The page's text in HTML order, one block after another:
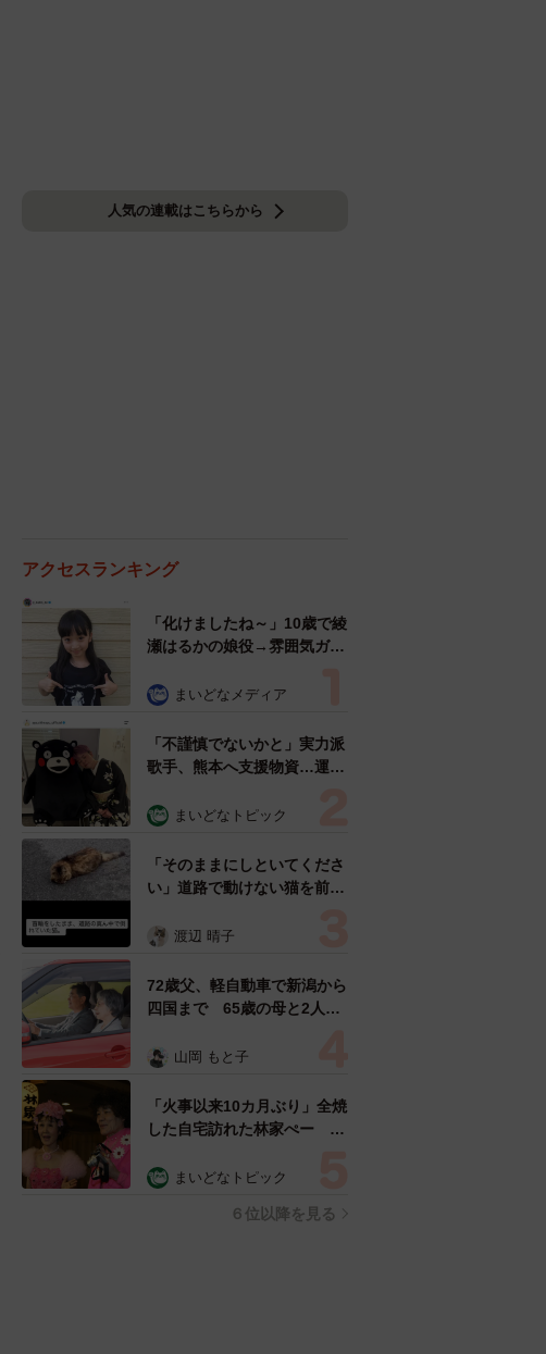
人気の連載はこちらから
アクセスランキング
「化けましたね～」10歳で綾
瀬はるかの娘役→雰囲気ガラ
雰囲気が」「宝塚に入れそ
まいどなメディア
「不謹慎でないかと」実力派
歌手、熊本へ支援物資…運搬
めらい 「痛いほど伝わる」
まいどなトピック
「そのままにしといてくださ
い」道路で動けない猫を前に
ようとした4日間 「命の重
表の訴え
渡辺 晴子
72歳父、軽自動車で新潟から
四国まで 65歳の母と2人で
憩まで分刻み… 「大学生で
山岡 もと子
「火事以来10カ月ぶり」全焼
した自宅訪れた林家ぺー 内
ン状態の部屋に呆然
まいどなトピック
６位以降を見る